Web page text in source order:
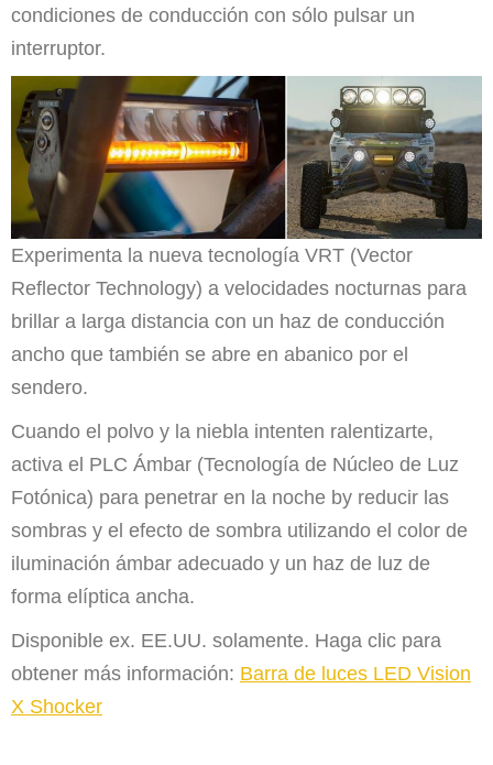
condiciones de conducción con sólo pulsar un
interruptor.
Experimenta la nueva tecnología VRT (Vector
Reflector Technology) a velocidades nocturnas para
brillar a larga distancia con un haz de conducción
ancho que también se abre en abanico por el
sendero.
Cuando el polvo y la niebla intenten ralentizarte,
activa el PLC Ámbar (Tecnología de Núcleo de Luz
Fotónica) para penetrar en la noche by reducir las
sombras y el efecto de sombra utilizando el color de
iluminación ámbar adecuado y un haz de luz de
forma elíptica ancha.
Disponible ex. EE.UU. solamente. Haga clic para
obtener más información: Barra de luces LED Vision
X Shocker